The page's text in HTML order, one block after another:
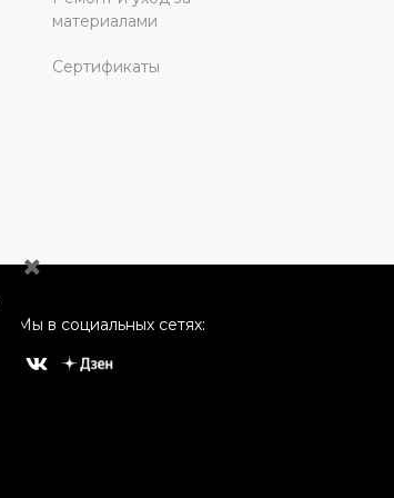
материалами
Сертификаты
Мы в социальных сетях: